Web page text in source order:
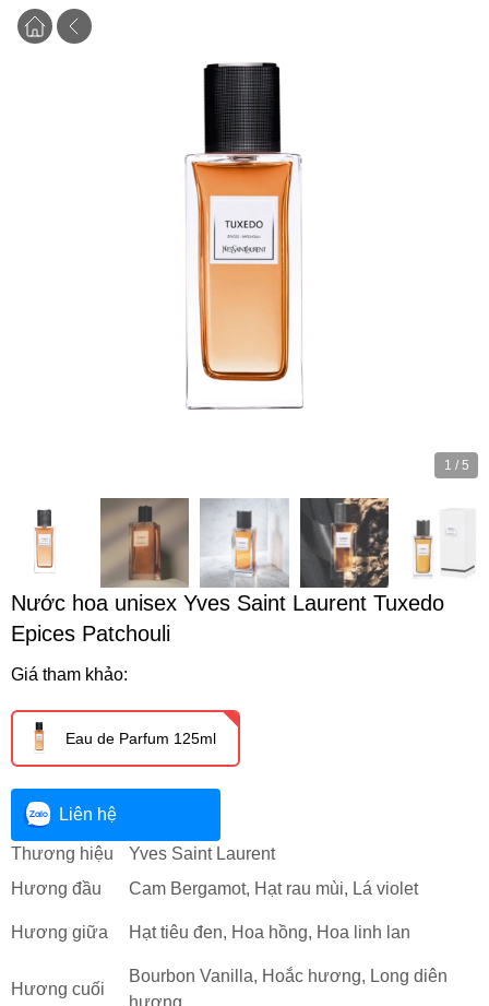
1 / 5
Nước hoa unisex Yves Saint Laurent Tuxedo
Epices Patchouli
Giá tham khảo:
Eau de Parfum 125ml
Liên hệ
Thương hiệu
Yves Saint Laurent
Hương đầu
Cam Bergamot, Hạt rau mùi, Lá violet
Hương giữa Hạt tiêu đen, Hoa hồng, Hoa linh lan
Hương cuối
Bourbon Vanilla, Hoắc hương, Long diên
hương